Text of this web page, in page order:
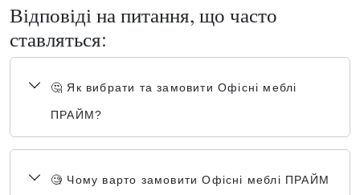
Відповіді на питання, що часто
ставляться:
🤔 Як вибрати та замовити Офісні меблі
ПРАЙМ?
🧐 Чому варто замовити Офісні меблі ПРАЙМ